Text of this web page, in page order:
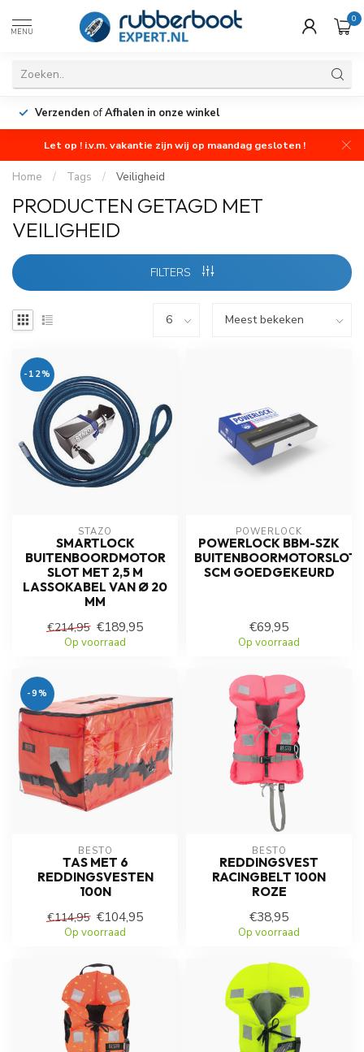
MENU
0
Verzenden ofAfhalen in onze winkel
Let op ! i.v.m. vakantie zijn wij op maandag gesloten !
Home / Tags / Veiligheid
PRODUCTEN GETAGD MET
VEILIGHEID
FILTERS
-12%
STAZO
SMARTLOCK
BUITENBOORDMOTOR
SLOT MET 2,5 M
LASSOKABEL VAN Ø 20
MM
€214,95 €189,95
Op voorraad
POWERLOCK
POWERLOCK BBM-SZK
BUITENBOORMOTORSLOT
SCM GOEDGEKEURD
€69,95
Op voorraad
-9%
BESTO
TAS MET 6
REDDINGSVESTEN
100N
€114,95 €104,95
Op voorraad
BESTO
REDDINGSVEST
RACINGBELT 100N
ROZE
€38,95
Op voorraad